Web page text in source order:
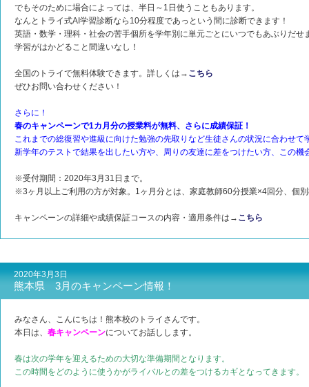
でもそのために場合によっては、半日～1日使うこともあります。
なんとトライ式AI学習診断なら10分程度であっという間に診断できます！
英語・数学・理科・社会の苦手個所を学年別に単元ごとにいつでもあぶりだせ
学習がはかどること間違いなし！
全国のトライで無料体験できます。詳しくは→ こちら
ぜひお問い合わせください！
さらに！
春のキャンペーンで1カ月分の授業料が無料、さらに成績保証！
これまでの総復習や進級に向けた勉強の先取りなど生徒さんの状況に合わせて
新学年のテストで結果を出したい方や、周りの友達に差をつけたい方、この機
※受付期間：2020年3月31日まで。
※3ヶ月以上ご利用の方が対象。1ヶ月分とは、家庭教師60分授業×4回分、個
キャンペーンの詳細や成績保証コースの内容・適用条件は→ こちら
2020年3月3日
熊本県 3月のキャンペーン情報！
みなさん、こんにちは！熊本校のトライさんです。
本日は、 春キャンペーンについてお話しします。
春は次の学年を迎えるための大切な準備期間となります。
この時間をどのように使うかがライバルとの差をつけるカギとなってきます。